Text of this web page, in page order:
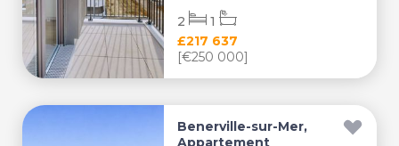
£217 637
[€250 000]
2 1
Benerville-sur-Mer,
Appartement